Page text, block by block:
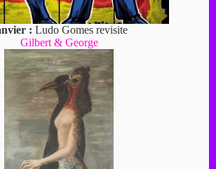
: Ludo Gomes revisite
Gilbert & George